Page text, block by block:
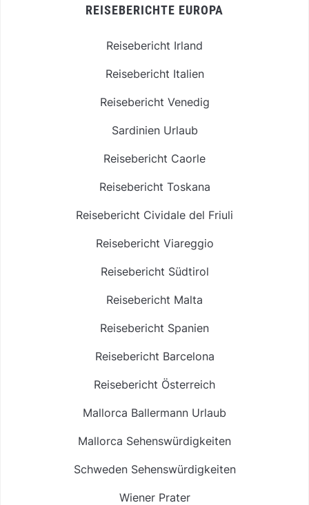
REISEBERICHTE EUROPA
Reisebericht Irland
Reisebericht Italien
Reisebericht Venedig
Sardinien Urlaub
Reisebericht Caorle
Reisebericht Toskana
Reisebericht Cividale del Friuli
Reisebericht Viareggio
Reisebericht Südtirol
Reisebericht Malta
Reisebericht Spanien
Reisebericht Barcelona
Reisebericht Österreich
Mallorca Ballermann Urlaub
Mallorca Sehenswürdigkeiten
Schweden Sehenswürdigkeiten
Wiener Prater